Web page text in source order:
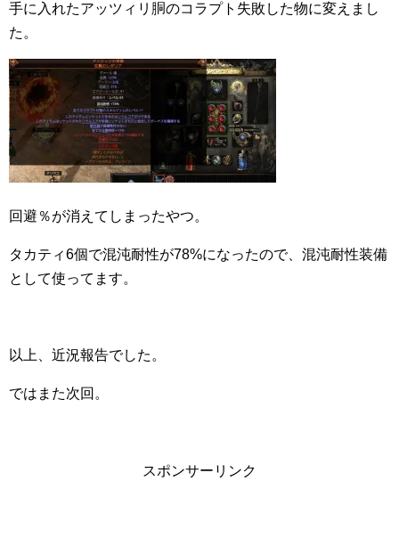
手に入れたアッツィリ胴のコラプト失敗した物に変えまし
た。
回避％が消えてしまったやつ。
タカティ6個で混沌耐性が78%になったので、混沌耐性装備
として使ってます。
以上、近況報告でした。
ではまた次回。
スポンサーリンク